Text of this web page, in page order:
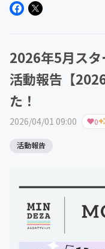
年6月スタートメン
2026年5月ス
活動報告【
た！
2026/04/01 09:00 0
活動報告